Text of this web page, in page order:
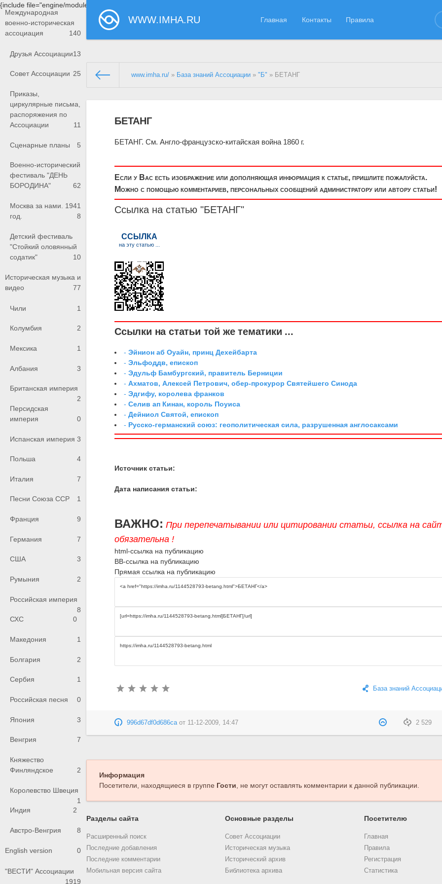
{include file="engine/modules/saperu/head.php"}
WWW.IMHA.RU Главная Контакты Правила
Международная
военно-историческая
ассоциация
140
Друзья Ассоциации13
Совет Ассоциации 25
Приказы,
циркулярные письма,
распоряжения по
Ассоциации
11
Сценарные планы 5
Военно-исторический
фестиваль "ДЕНЬ
БОРОДИНА"
62
Москва за нами. 1941
год.
8
Детский фестиваль
"Стойкий оловянный
содатик"
10
Историческая музыка и
видео
77
Чили 1
Колумбия 2
Мексика 1
Албания 3
Британская империя
2
Персидская
империя
0
Испанская империя 3
Польша 4
Италия 7
Песни Союза ССР 1
Франция 9
Германия 7
США 3
Румыния 2
Российская империя
8
СХС
0
Македония 1
Болгария 2
Сербия 1
Российская песня 0
Япония 3
Венгрия 7
Княжество
Финляндское
2
Королевство Швеция
1
Индия
2
Австро-Венгрия 8
English version 0
"ВЕСТИ" Ассоциации
1919
www.imha.ru/ » База знаний Ассоциации »"Б" » БЕТАНГ
БЕТАНГ
БЕТАНГ. См. Англо-французско-китайская война 1860 г.
Если у Вас есть изображение или дополняющая информация к статье, пришлите пожалуйста.
Можно с помощью комментариев, персональных сообщений администратору или автору статьи!
Ссылка на статью "БЕТАНГ"
Ссылки на статьи той же тематики ...
-Эйнион аб Оуайн, принц Дехейбарта
-Эльфоддв, епископ
-Эдульф Бамбургский, правитель Берниции
-Ахматов, Алексей Петрович, обер-прокурор Святейшего Синода
-Эдгифу, королева франков
-Селив ап Кинан, король Поуиса
-Дейниол Святой, епископ
- Русско-германский союз: геополитическая сила, разрушенная англосаксами
Источник статьи:
Дата написания статьи:
ВАЖНО: При перепечатывании или цитировании статьи, ссылка на
обязательна !
html-ссылка на публикацию
BB-ссылка на публикацию
Прямая ссылка на публикацию
База знаний
2 529
996d67df0d686caот 11-12-2009, 14:47
Информация
Посетители, находящиеся в группе Гости, не могут оставлять комментарии к данной публикации.
Разделы сайта
Расширенный поиск
Последние добавления
Последние комментарии
Мобильная версия сайта
Основные разделы
Совет Ассоциации
Историческая музыка
Исторический архив
Библиотека архива
Посетителю
Главная
Правила
Регистрация
Статистика